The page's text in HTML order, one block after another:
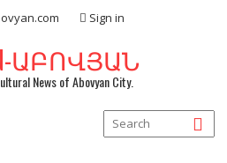
Sign in
ԱԲՈՎՅԱՆ
News of Abovyan City.